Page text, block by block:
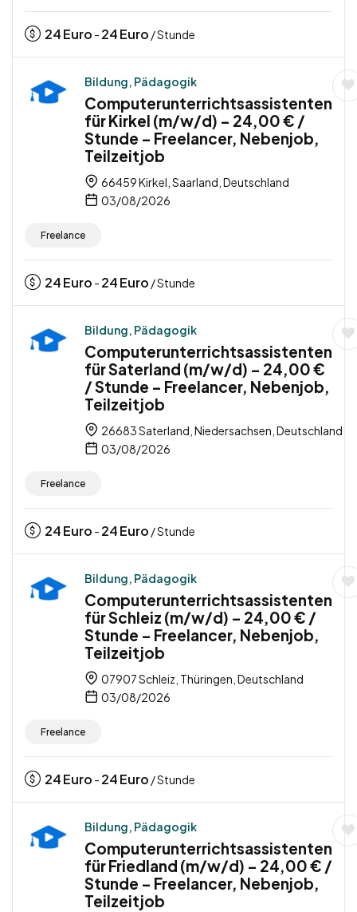
24Euro - 24Euro / Stunde
Bildung, Pädagogik
Computerunterrichtsassistenten
für Kirkel (m/w/d) – 24,00 € /
Stunde – Freelancer, Nebenjob,
Teilzeitjob
66459 Kirkel, Saarland, Deutschland
03/08/2026
Freelance
24Euro - 24Euro / Stunde
Bildung, Pädagogik
Computerunterrichtsassistenten
für Saterland (m/w/d) – 24,00 €
/ Stunde – Freelancer, Nebenjob,
Teilzeitjob
26683 Saterland, Niedersachsen, Deutschland
03/08/2026
Freelance
24Euro - 24Euro / Stunde
Bildung, Pädagogik
Computerunterrichtsassistenten
für Schleiz (m/w/d) – 24,00 € /
Stunde – Freelancer, Nebenjob,
Teilzeitjob
07907 Schleiz, Thüringen, Deutschland
03/08/2026
Freelance
24Euro - 24Euro / Stunde
Bildung, Pädagogik
Computerunterrichtsassistenten
für Friedland (m/w/d) – 24,00 € /
Stunde – Freelancer, Nebenjob,
Teilzeitjob